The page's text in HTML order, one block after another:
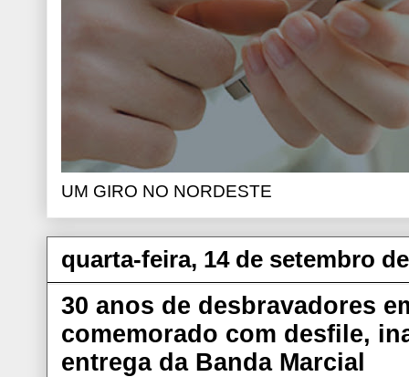
UM GIRO NO NORDESTE
quarta-feira, 14 de setembro
30 anos de desbravadores
comemorado com desfile,
entrega da Banda Marcial